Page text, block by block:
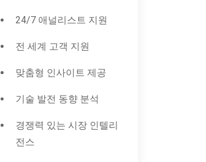
24/7 애널리스트 지원
전 세계 고객 지원
맞춤형 인사이트 제공
기술 발전 동향 분석
경쟁력 있는 시장 인텔리
전스